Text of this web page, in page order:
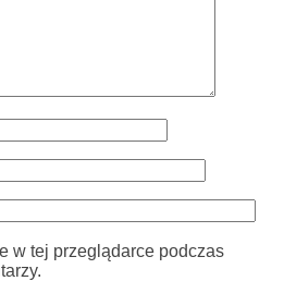
w tej przeglądarce podczas